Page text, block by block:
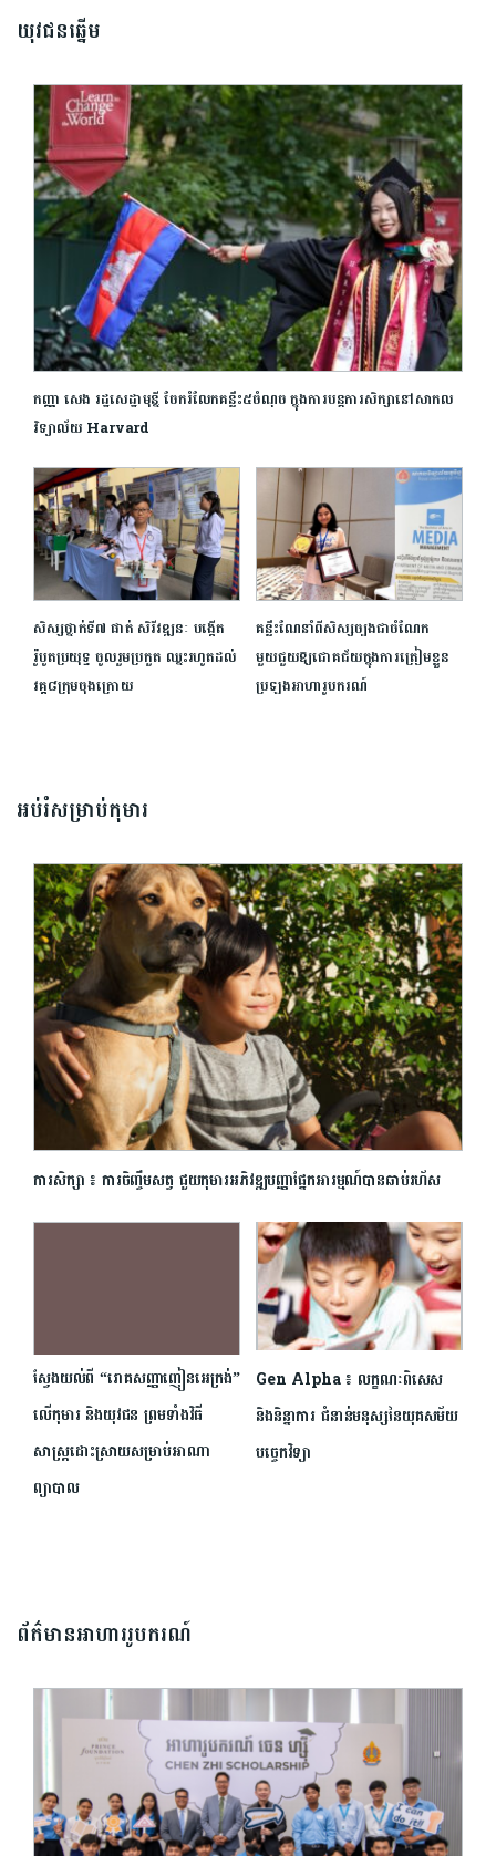
យុវជនឆ្នើម
កញ្ញា សេង រដ្ឋសេដ្ឋាមុន្នី ចែករំលែកគន្លឹះ៥ចំណុច ក្នុងការបន្តការសិក្សានៅសាកល
វិទ្យាល័យ Harvard
សិស្សថ្នាក់ទី៧ ផាត់ សិរីវឌ្ឍនៈ បង្កើត
រ៉ូបូត​ប្រយុទ្ធ ចូលរួមប្រកួត ឈ្នះ​រហូត​ដល់
វគ្គ៨ក្រុមចុងក្រោយ
គន្លឹះណែនាំពីសិស្សច្បងជាចំណែក
មួយជួយឱ្យជោគជ័យក្នុងការត្រៀមខ្លួន
ប្រឡងអាហារូបករណ៍
អប់រំសម្រាប់កុមារ
ការសិក្សា ៖ ការចិញ្ចឹមសត្វ ជួយកុមារអភិវឌ្ឍបញ្ញាផ្នែកអារម្មណ៍បានឆាប់រហ័ស
ស្វែងយល់ពី “រោគសញ្ញាញៀនអេក្រង់”
លើកុមារ និងយុវជន ព្រមទាំងវិធី
សាស្ត្រដោះស្រាយសម្រាប់អាណា
ព្យាបាល
Gen Alpha ៖ លក្ខណៈពិសេស
និងនិន្នាការ ជំនាន់មនុស្សនៃយុគសម័យ
បច្ចេកវិទ្យា
ព័ត៌មានអាហាររូបករណ៍